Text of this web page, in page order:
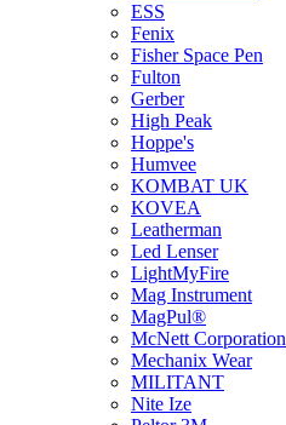
ESS
Fenix
Fisher Space Pen
Fulton
Gerber
High Peak
Hoppe's
Humvee
KOMBAT UK
KOVEA
Leatherman
Led Lenser
LightMyFire
Mag Instrument
MagPul®
McNett Corporation
Mechanix Wear
MILITANT
Nite Ize